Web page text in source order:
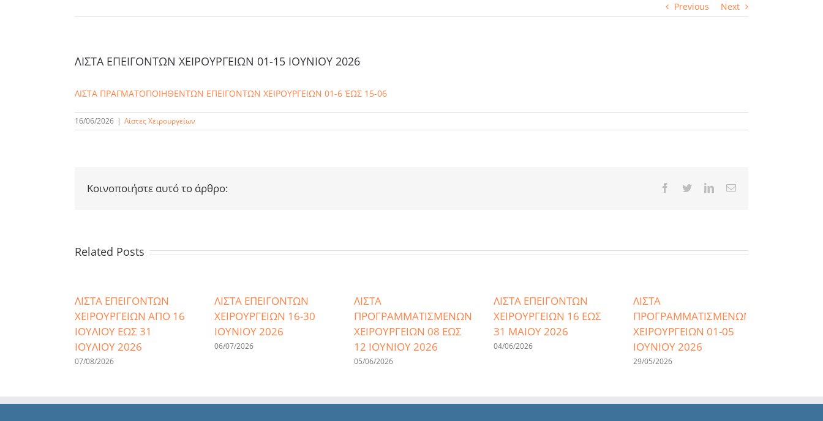
Previous Next
ΛΙΣΤΑ ΕΠΕΙΓΟΝΤΩΝ ΧΕΙΡΟΥΡΓΕΙΩΝ 01-15 ΙΟΥΝΙΟΥ 2026
ΛΙΣΤΑ ΠΡΑΓΜΑΤΟΠΟΙΗΘΕΝΤΩΝ ΕΠΕΙΓΟΝΤΩΝ ΧΕΙΡΟΥΡΓΕΙΩΝ 01-6 ΈΩΣ 15-06
16/06/2026 | Λίστες Χειρουργείων
Κοινοποιήστε αυτό το άρθρο: Facebook
TwitterLinkedInEmail
Related Posts
ΛΙΣΤΑ ΕΠΕΙΓΟΝΤΩΝ
ΧΕΙΡΟΥΡΓΕΙΩΝ ΑΠΟ 16
ΙΟΥΛΙΟΥ ΕΩΣ 31
ΙΟΥΛΙΟΥ 2026
07/08/2026
ΛΙΣΤΑ ΕΠΕΙΓΟΝΤΩΝ
ΧΕΙΡΟΥΡΓΕΙΩΝ 16-30
ΙΟΥΝΙΟΥ 2026
06/07/2026
ΛΙΣΤΑ
ΠΡΟΓΡΑΜΜΑΤΙΣΜΕΝΩΝ
ΧΕΙΡΟΥΡΓΕΙΩΝ 08 ΕΩΣ
12 ΙΟΥΝΙΟΥ 2026
05/06/2026
ΛΙΣΤΑ ΕΠΕΙΓΟΝΤΩΝ
ΧΕΙΡΟΥΡΓΕΙΩΝ 16 ΕΩΣ
31 ΜΑΙΟΥ 2026
04/06/2026
ΛΙΣΤΑ
ΠΡΟΓΡΑΜΜΑΤΙΣΜΕΝΩΝ
ΧΕΙΡΟΥΡΓΕΙΩΝ 01-05
ΙΟΥΝΙΟΥ 2026
29/05/2026